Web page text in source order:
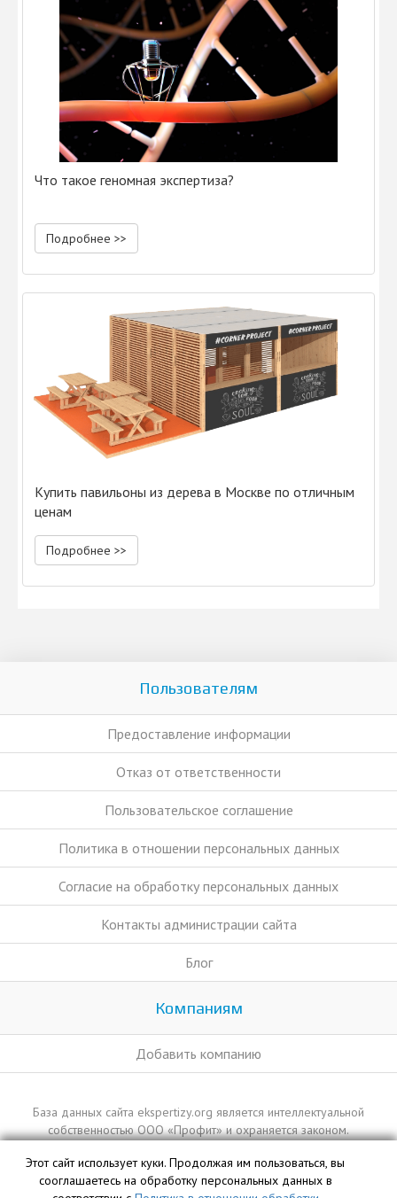
Что такое геномная экспертиза?
Подробнее >>
Купить павильоны из дерева в Москве по отличным
ценам
Подробнее >>
Пользователям
Предоставление информации
Отказ от ответственности
Пользовательское соглашение
Политика в отношении персональных данных
Согласие на обработку персональных данных
Контакты администрации сайта
Блог
Компаниям
Добавить компанию
База данных сайта ekspertizy.org является интеллектуальной
собственностью ООО «Профит» и охраняется законом.
Этот сайт использует куки. Продолжая им пользоваться, вы
сооглашаетесь на обработку персональных данных в